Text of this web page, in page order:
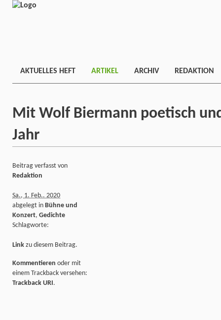
AKTUELLES HEFT ARTIKEL ARCHIV REDAKTION
Mit Wolf Biermann poetisch
Jahr
Beitrag verfasst von
Redaktion
Sa., 1. Feb.. 2020
abgelegt in Bühne und
Konzert, Gedichte
Schlagworte:
Link zu diesem Beitrag.
Kommentieren oder mit
einem Trackback versehen:
Trackback URI.